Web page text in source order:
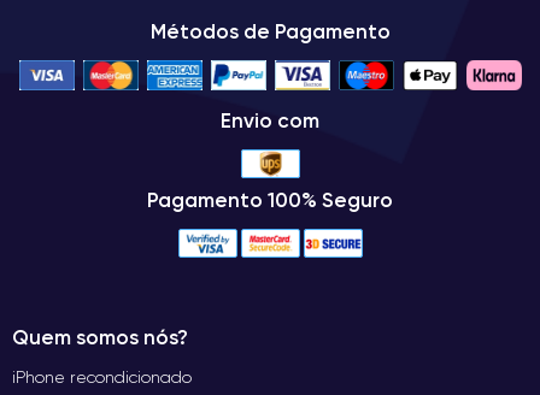
Métodos de Pagamento
Envio com
Pagamento 100% Seguro
Quem somos nós?
iPhone recondicionado